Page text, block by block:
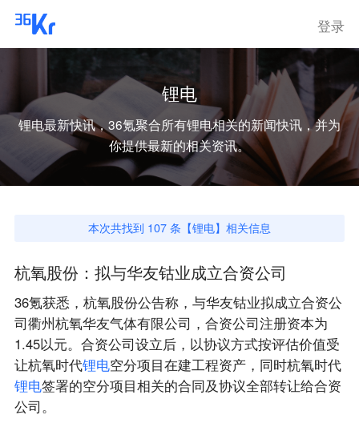
登录
锂电
锂电最新快讯，36氪聚合所有锂电相关的新闻快讯，并为
你提供最新的相关资讯。
本次共找到 107 条【锂电】相关信息
杭氧股份：拟与华友钴业成立合资公司
36氪获悉，杭氧股份公告称，与华友钴业拟成立合资公
司衢州杭氧华友气体有限公司，合资公司注册资本为
1.45以元。合资公司设立后，以协议方式按评估价值受
让杭氧时代锂电空分项目在建工程资产，同时杭氧时代
锂电签署的空分项目相关的合同及协议全部转让给合资
公司。